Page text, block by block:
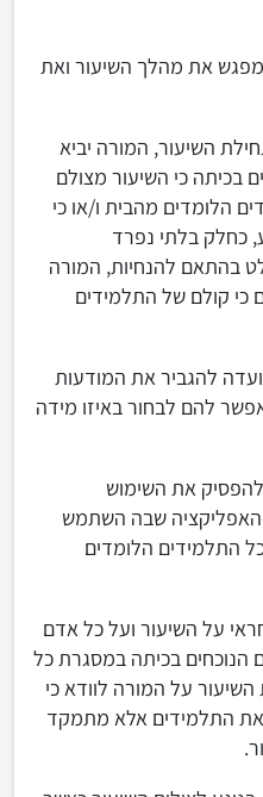
את מהלך השיעור ואת
השיעור, המורה יביא
בכיתה כי השיעור מצולם
הלומדים מהבית ו/או כי
כחלק בלתי נפרד
בהתאם להנחיות, המורה
כי קולם של התלמידים
להגביר את המודעות
להם לבחור באיזו מידה
את השימוש
האפליקציה שבה השתמש
התלמידים הלומדים
על השיעור ועל כל אדם
בכיתה במסגרת כל
על המורה לוודא כי
את התלמידים אלא מתמקד